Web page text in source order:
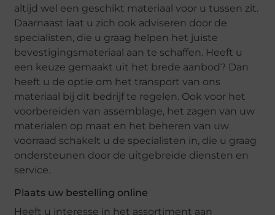
altijd wel een geschikt materiaal voor u tussen zit.
Daarnaast laat u zich ook adviseren door de
specialisten, die u graag helpen het juiste
bevestigingsmateriaal aan te schaffen. Heeft u
een keuze gemaakt uit het brede aanbod? Dan
heeft u de optie om het transport van ons
materiaal bij dit bedrijf te regelen. Ook voor het
voorbereiden van assemblage, het zagen van uw
materialen op maat en het beheren van uw
voorraad schakelt u de specialisten in, die u graag
ondersteunen door de uitgebreide diensten en
service.
Plaats uw bestelling online
Heeft u interesse in het assortiment aan